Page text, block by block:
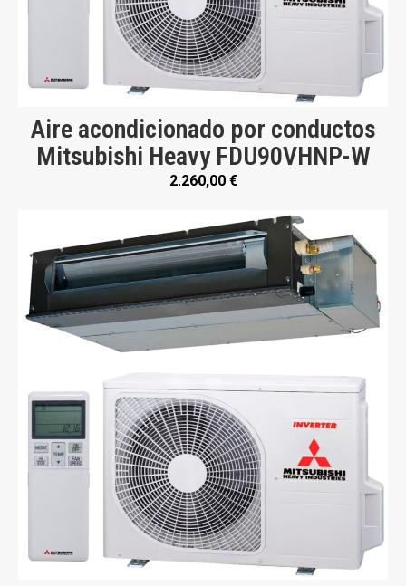
Aire acondicionado por conductos
Mitsubishi Heavy FDU90VHNP-W
2.260,00 €